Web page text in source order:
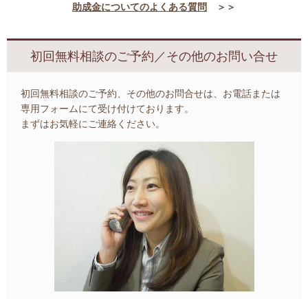
助成金についてのよくある質問
＞＞
初回無料相談のご予約／その他のお問い合せ
初回無料相談のご予約、その他のお問合せは、お電話または
専用フォームにて受け付けております。
まずはお気軽にご連絡ください。